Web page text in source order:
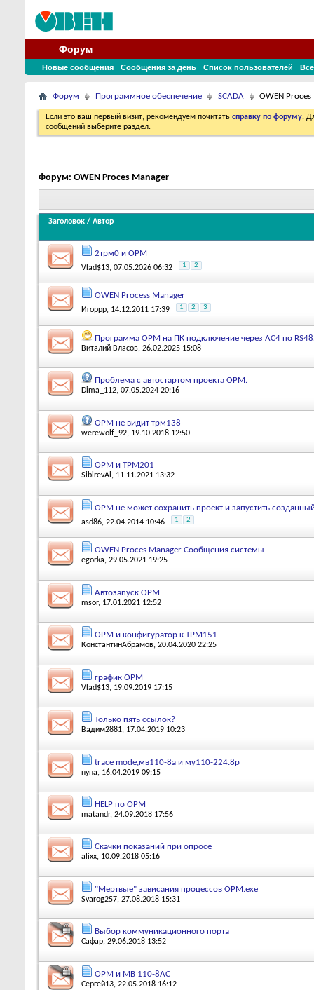
Форум
Новые сообщения Сообщения за день Список пользователей
Форум Программное обеспечение SCADA OWEN Proces
Если это ваш первый визит, рекомендуем почитать справку по форуму.
сообщений выберите раздел.
Форум: OWEN Proces Manager
Заголовок / Автор
2трм0 и OPM
Vlad$13, 07.05.2026 06:32 1 2
OWEN Process Manager
Игоррр, 14.12.2011 17:39 1 2 3
Программа ОРМ на ПК подключение через АС4 по
Виталий Власов, 26.02.2025 15:08
Проблема с автостартом проекта OPM.
Dima_112, 07.05.2024 20:16
OPM не видит трм138
werewolf_92, 19.10.2018 12:50
OPM и ТРМ201
SibirevAl , 11.11.2021 13:32
OPM не может сохранить проект и запустить
asd86, 22.04.2014 10:46 1 2
OWEN Proces Manager Сообщения системы
egorka, 29.05.2021 19:25
Автозапуск ОРМ
msor, 17.01.2021 12:52
OPM и конфигуратор к ТРМ151
КонстантинАбрамов, 20.04.2020 22:25
график OPM
Vlad$13, 19.09.2019 17:15
Только пять ссылок?
Вадим2881, 17.04.2019 10:23
trace mode,мв110-8а и му110-224.8р
пупа, 16.04.2019 09:15
HELP по ОРМ
matandr, 24.09.2018 17:56
Скачки показаний при опросе
alixx, 10.09.2018 05:16
"Мертвые" зависания процессов OPM.exe
Svarog257, 27.08.2018 15:31
Выбор коммуникационного порта
Сафар, 29.06.2018 13:52
ОРМ и МВ 110-8АС
Сергей13, 22.05.2018 16:12